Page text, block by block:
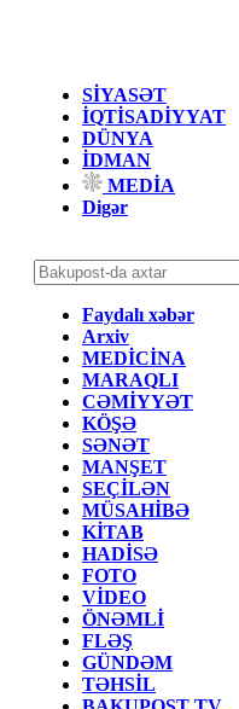
SİYASƏT
İQTİSADİYYAT
DÜNYA
İDMAN
MEDİA
Digər
Faydalı xəbər
Arxiv
MEDİCİNA
MARAQLI
CƏMİYYƏT
KÖŞƏ
SƏNƏT
MANŞET
SEÇİLƏN
MÜSAHİBƏ
KİTAB
HADİSƏ
FOTO
VİDEO
ÖNƏMLİ
FLƏŞ
GÜNDƏM
TƏHSİL